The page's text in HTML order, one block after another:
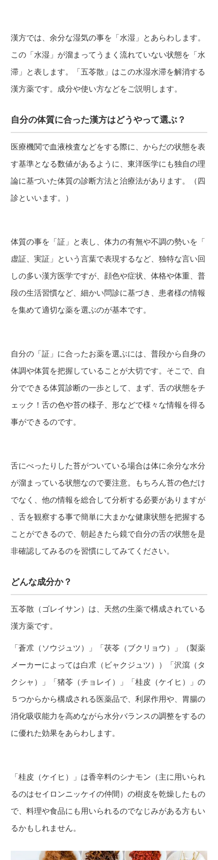
漢方では、余分な湿気の事を「水湿」とあらわします。
この「水湿」が溜まってうまく流れていない状態を「水
滞」と表します。「五苓散」はこの水湿水滞を解消する
漢方薬です。成分や使い方などをご説明します。
自分の体質に合った漢方はどうやって選ぶ？
医療機関で血液検査などをする際に、からだの状態を表
す基準となる数値があるように、東洋医学にも独自の理
論に基づいた体質の診断方法と治療法があります。（四
診といいます。）
体質の事を「証」と表し、体力の有無や不調の勢いを「
虚証、実証」という言葉で表現するなど、独特な言い回
しの多い漢方医学ですが、顔色や症状、体格や体重、普
段の生活習慣など、細かい問診に基づき、患者様の情報
を集めて適切な薬を選ぶのが基本です。
自分の「証」に合ったお薬を選ぶには、普段から自身の
体調や体質を把握していることが大切です。そこで、自
分でできる体質診断の一歩として、まず、舌の状態をチ
ェック！舌の色や苔の様子、形などで様々な情報を得る
事ができるのです。
舌にべったりした苔がついている場合は体に余分な水分
が溜まっている状態なので要注意。もちろん苔の色だけ
でなく、他の情報を総合して分析する必要がありますが
、舌を観察する事で簡単に大まかな健康状態を把握する
ことができるので、朝起きたら鏡で自分の舌の状態を是
非確認してみるのを習慣にしてみてください。
どんな成分か？
五苓散（ゴレイサン）は、天然の生薬で構成されている
漢方薬です。
「蒼朮（ソウジュツ）」「茯苓（ブクリョウ）」（製薬
メーカーによっては白朮（ビャクジュツ））「沢瀉（タ
クシャ）」「猪苓（チョレイ）」「桂皮（ケイヒ）」の
５つからから構成される医薬品で、利尿作用や、胃腸の
消化吸収能力を高めながら水分バランスの調整をするの
に優れた効果をあらわします。
「桂皮（ケイヒ）」は香辛料のシナモン（主に用いられ
るのはセイロンニッケイの仲間）の樹皮を乾燥したもの
で、料理や食品にも用いられるのでなじみがある方もい
るかもしれません。